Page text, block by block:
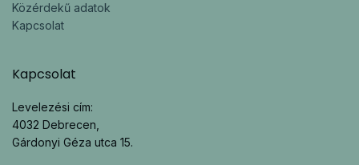
Közérdekű adatok
Kapcsolat
Kapcsolat
Levelezési cím:
4032 Debrecen,
Gárdonyi Géza utca 15.